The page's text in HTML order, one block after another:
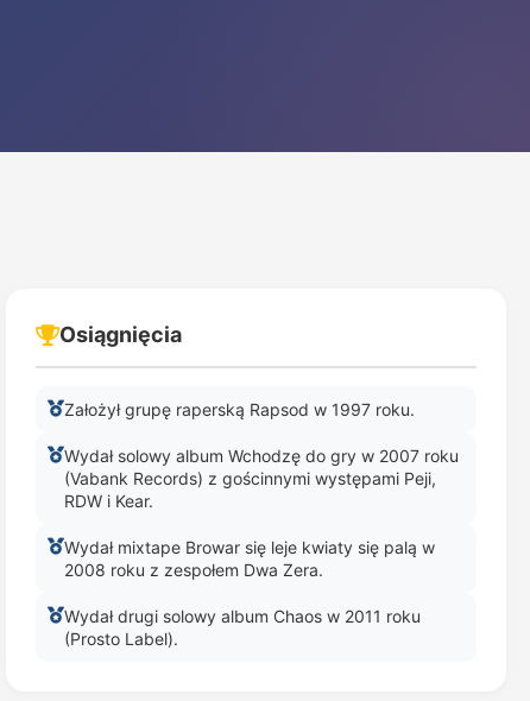
Osiągnięcia
Założył grupę raperską Rapsod w 1997 roku.
Wydał solowy album Wchodzę do gry w 2007 roku
(Vabank Records) z gościnnymi występami Peji,
RDW i Kear.
Wydał mixtape Browar się leje kwiaty się palą w
2008 roku z zespołem Dwa Zera.
Wydał drugi solowy album Chaos w 2011 roku
(Prosto Label).